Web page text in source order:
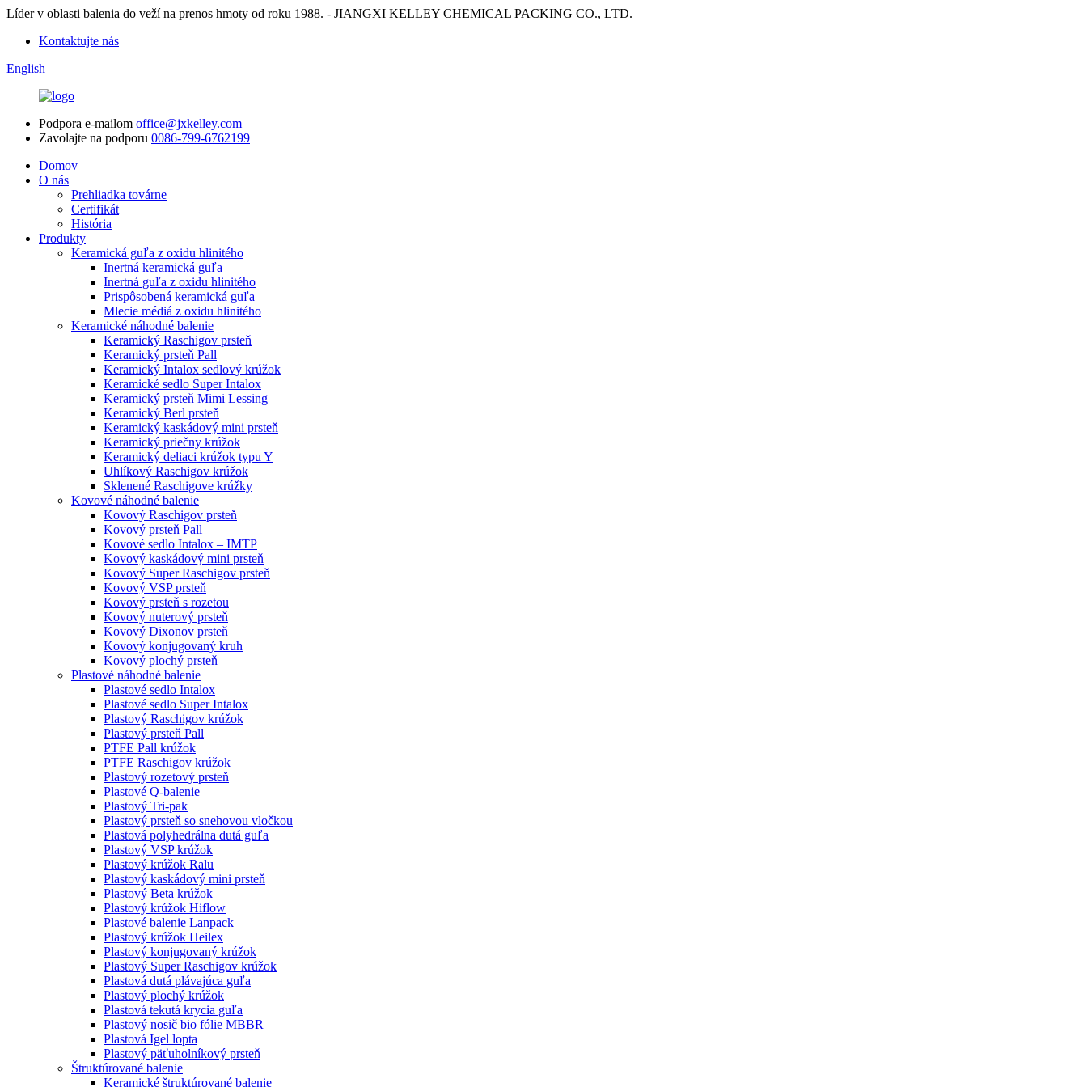
Líder v oblasti balenia do veží na prenos hmoty od roku 1988. - JIANGXI KELLEY CHEMICAL PACKING CO., LTD.
Kontaktujte nás
English
Podpora e-mailom office@jxkelley.com
Zavolajte na podporu 0086-799-6762199
Domov
O nás
Prehliadka továrne
Certifikát
História
Produkty
Keramická guľa z oxidu hlinitého
Inertná keramická guľa
Inertná guľa z oxidu hlinitého
Prispôsobená keramická guľa
Mlecie médiá z oxidu hlinitého
Keramické náhodné balenie
Keramický Raschigov prsteň
Keramický prsteň Pall
Keramický Intalox sedlový krúžok
Keramické sedlo Super Intalox
Keramický prsteň Mimi Lessing
Keramický Berl prsteň
Keramický kaskádový mini prsteň
Keramický priečny krúžok
Keramický deliaci krúžok typu Y
Uhlíkový Raschigov krúžok
Sklenené Raschigove krúžky
Kovové náhodné balenie
Kovový Raschigov prsteň
Kovový prsteň Pall
Kovové sedlo Intalox – IMTP
Kovový kaskádový mini prsteň
Kovový Super Raschigov prsteň
Kovový VSP prsteň
Kovový prsteň s rozetou
Kovový nuterový prsteň
Kovový Dixonov prsteň
Kovový konjugovaný kruh
Kovový plochý prsteň
Plastové náhodné balenie
Plastové sedlo Intalox
Plastové sedlo Super Intalox
Plastový Raschigov krúžok
Plastový prsteň Pall
PTFE Pall krúžok
PTFE Raschigov krúžok
Plastový rozetový prsteň
Plastové Q-balenie
Plastový Tri-pak
Plastový prsteň so snehovou vločkou
Plastová polyhedrálna dutá guľa
Plastový VSP krúžok
Plastový krúžok Ralu
Plastový kaskádový mini prsteň
Plastový Beta krúžok
Plastový krúžok Hiflow
Plastové balenie Lanpack
Plastový krúžok Heilex
Plastový konjugovaný krúžok
Plastový Super Raschigov krúžok
Plastová dutá plávajúca guľa
Plastový plochý krúžok
Plastová tekutá krycia guľa
Plastový nosič bio fólie MBBR
Plastová Igel lopta
Plastový päťuholníkový prsteň
Štruktúrované balenie
Keramické štruktúrované balenie